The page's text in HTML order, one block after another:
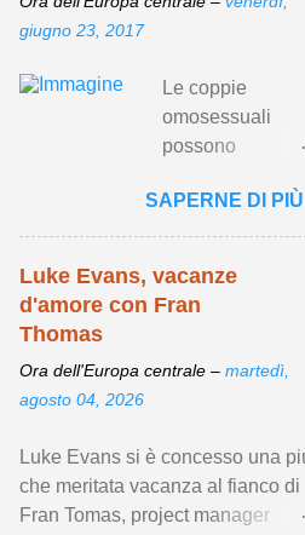
giugno 23, 2017
Le coppie
omosessuali
possono
2016, come si
ha
garantendo una
SAPERNE DI
Luke Evans, vacanze
d'amore con Fran
Thomas
Ora dell'Europa centrale – martedì,
agosto 04, 2026
Luke Evans si è concesso una
che meritata vacanza al fianco di
Fran Tomas, project manager